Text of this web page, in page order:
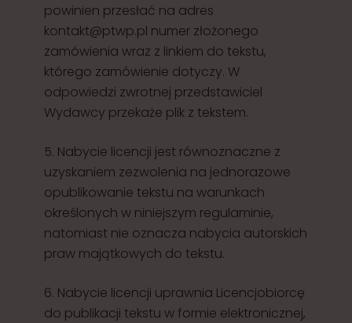
powinien przesłać na adres
kontakt@ptwp.pl numer złożonego
zamówienia wraz z linkiem do tekstu,
którego zamówienie dotyczy. W
odpowiedzi zwrotnej przedstawiciel
Wydawcy przekaże plik z tekstem.
5. Nabycie licencji jest równoznaczne z
uzyskaniem zezwolenia na jednorazowe
opublikowanie tekstu na warunkach
określonych w niniejszym regulaminie,
natomiast nie oznacza nabycia autorskich
praw majątkowych do tekstu.
6. Nabycie licencji uprawnia Licencjobiorcę
do publikacji tekstu w formie elektronicznej,